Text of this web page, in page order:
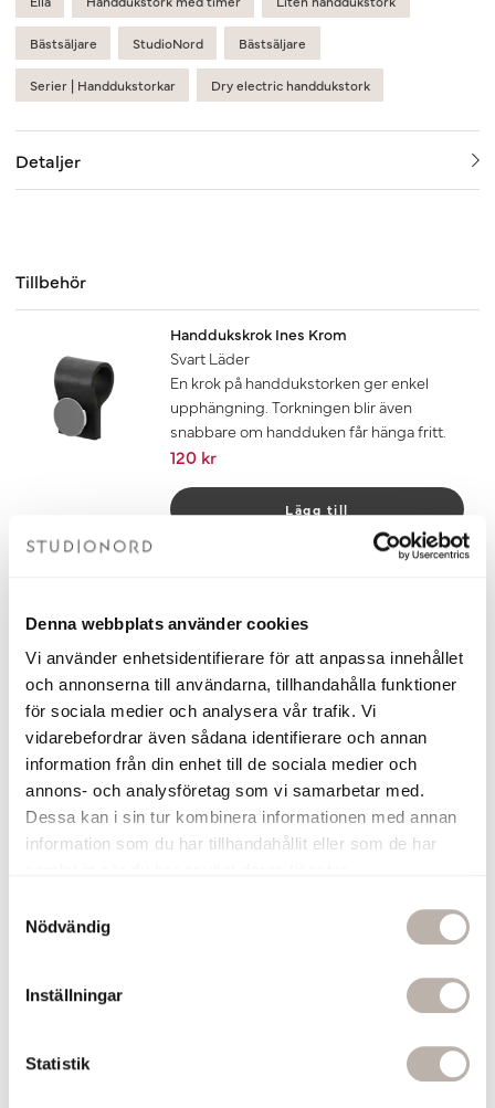
Denna webbplats använder cookies
Vi använder enhetsidentifierare för att anpassa innehållet
och annonserna till användarna, tillhandahålla funktioner
för sociala medier och analysera vår trafik. Vi
vidarebefordrar även sådana identifierare och annan
information från din enhet till de sociala medier och
annons- och analysföretag som vi samarbetar med.
Dessa kan i sin tur kombinera informationen med annan
information som du har tillhandahållit eller som de har
Nödvändig
Inställningar
Statistik
Bästsäljare StudioNord Bästsäljare
Serier | Handdukstorkar Dry electric handdukstork
Detaljer
Tillbehör
Handdukskrok Ines Krom
Svart Läder
En krok på handdukstorken ger enkel
upphängning. Torkningen blir även
snabbare om handduken får hänga fritt.
120 kr
Lägg till
En krok på handdukstorken ger enkel
snabbare om handduken får hänga fritt.
120 kr
Lägg till
Handdukskrok Ines Krom
Ljusbrunt Läder
En krok på handdukstorken ger enkel